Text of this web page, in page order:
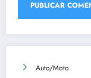
Auto/Moto